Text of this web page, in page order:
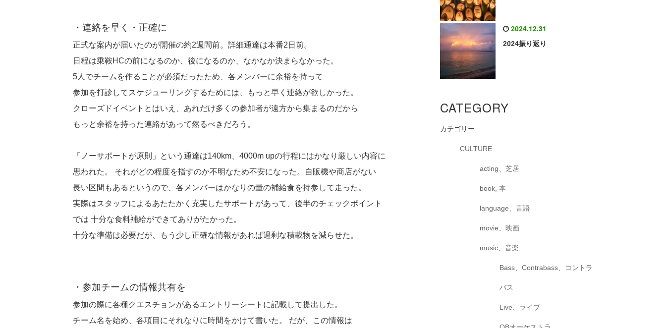
・連絡を早く・正確に
正式な案内が届いたのが開催の約2週間前。詳細通達は本番2日前。
日程は乗鞍HCの前になるのか、後になるのか、なかなか決まらなかった。
5人でチームを作ることが必須だったため、各メンバーに余裕を持って
参加を打診してスケジューリングするためには、もっと早く連絡が欲しかった。
クローズドイベントとはいえ、あれだけ多くの参加者が遠方から集まるのだから
もっと余裕を持った連絡があって然るべきだろう。
「ノーサポートが原則」という通達は140km、4000m upの行程にはかなり厳しい内容に
思われた。 それがどの程度を指すのか不明なため不安になった。自販機や商店がない
長い区間もあるというので、各メンバーはかなりの量の補給食を持参して走った。
実際はスタッフによるあたたかく充実したサポートがあって、後半のチェックポイント
では 十分な食料補給ができてありがたかった。
十分な準備は必要だが、もう少し正確な情報があれば過剰な積載物を減らせた。
・参加チームの情報共有を
参加の際に各種クエスチョンがあるエントリーシートに記載して提出した。
チーム名を始め、各項目にそれなりに時間をかけて書いた。 だが、この情報は
2024.12.31
2024振り返り
CATEGORY
カテゴリー
CULTURE
acting、芝居
book, 本
language、言語
movie、映画
music、音楽
Bass、Contrabass、コントラ
バス
Live、ライブ